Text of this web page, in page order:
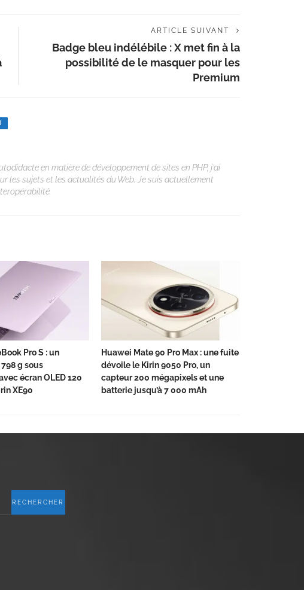
ARTICLE SUIVANT
Badge bleu indélébile : X met fin à la
possibilité de le masquer pour les
Premium
en matière de développement de sites en PHP, j’ai
les sujets et les actualités du Web. Je suis actuellement
Pro S : un
g sous
écran OLED 120
XE90
Huawei Mate 90 Pro Max : une fuite
dévoile le Kirin 9050 Pro, un
capteur 200 mégapixels et une
batterie jusqu’à 7 000 mAh